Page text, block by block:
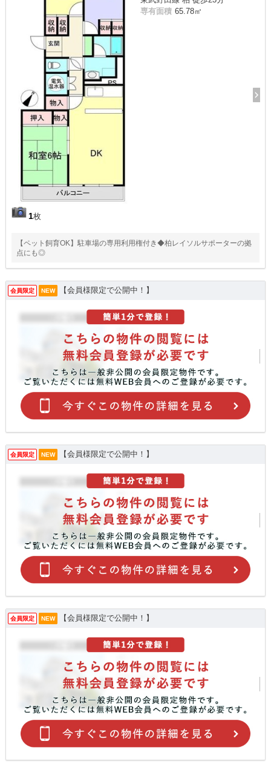
1枚
専有面積 65.78㎡
【ペット飼育OK】駐車場の専用利用権付き◆柏レイソルサポーターの拠
点にも◎
会員限定 NEW 【会員様限定で公開中！】
会員限定 NEW 【会員様限定で公開中！】
会員限定 NEW 【会員様限定で公開中！】